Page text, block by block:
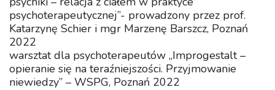
psychoterapeutycznej”- prowadzony przez prof.
Katarzynę Schier i mgr Marzenę Barszcz, Poznań
2022
warsztat dla psychoterapeutów „Improgestalt –
opieranie się na teraźniejszości. Przyjmowanie
niewiedzy” – WSPG, Poznań 2022